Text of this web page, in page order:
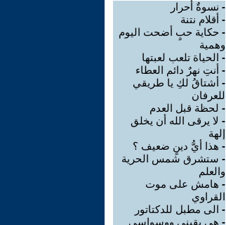
- نسوةٌ أحرار
- أقلام نتنة
- حكاية حبٍ أضحت اليوم
وهمية
- الحياة تلعب لعبتها
- أنتِ نهرٌ دائم العطاء
- أشتاقُ لكِ يا طريقي
للعرفان
- لحظة قبل العدم
- لا يرقى الله أن يخلق
إلهة
- هذا أيُّ دينٍ ضعيف ؟
- ستشرق شمس الحرية
والعلم
- هامش على موت
القراوي
- الى مطبل للدكتاتور
- هي يقيني ووسواسي